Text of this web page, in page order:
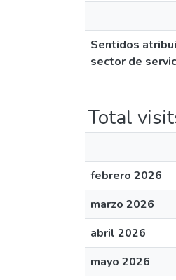
Sentidos
sector de
Total
febrero 2026
marzo 2026
abril 2026
mayo 2026